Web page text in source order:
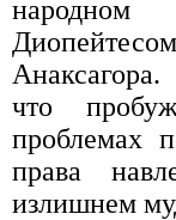
народном
что
проблемах
права
излишнем